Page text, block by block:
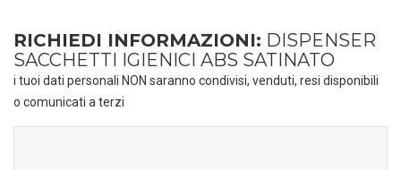
RICHIEDI INFORMAZIONI: DISPENSER
SACCHETTI IGIENICI ABS SATINATO
i tuoi dati personali NON saranno condivisi, venduti, resi disponibili
o comunicati a terzi